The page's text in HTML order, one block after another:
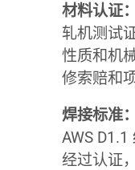
材料认证：
轧机测试
性质和机
修索赔和
焊接标准：
AWS
经过认证